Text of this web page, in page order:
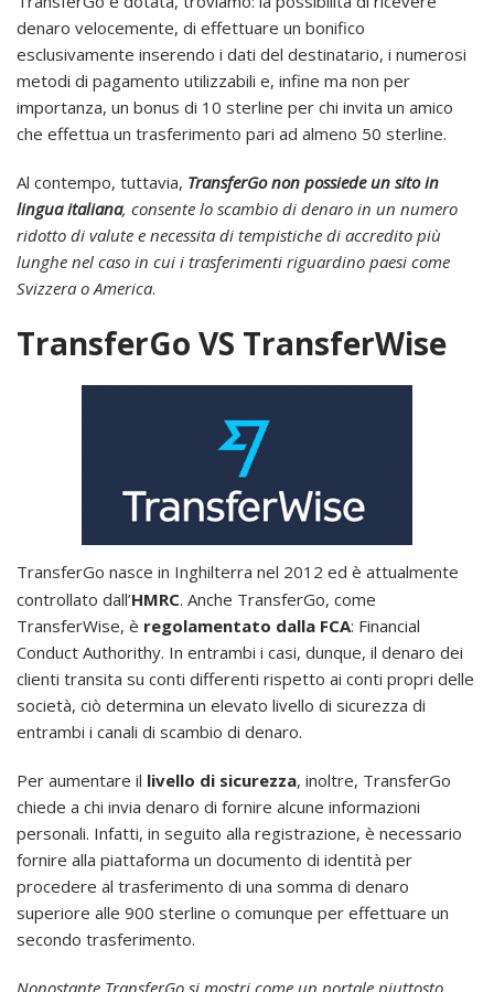
denaro velocemente, di effettuare un bonifico
esclusivamente inserendo i dati del destinatario, i numerosi
metodi di pagamento utilizzabili e, infine ma non per
importanza, un bonus di 10 sterline per chi invita un amico
che effettua un trasferimento pari ad almeno 50 sterline.
Al contempo, tuttavia, TransferGo non possiede un sito in
lingua italiana, consente lo scambio di denaro in un numero
ridotto di valute e necessita di tempistiche di accredito più
lunghe nel caso in cui i trasferimenti riguardino paesi come
Svizzera o America.
TransferGo VS TransferWise
TransferGo nasce in Inghilterra nel 2012 ed è attualmente
controllato dall’HMRC. Anche TransferGo, come
TransferWise, è regolamentato dalla FCA: Financial
Conduct Authorithy. In entrambi i casi, dunque, il denaro dei
clienti transita su conti differenti rispetto ai conti propri delle
società, ciò determina un elevato livello di sicurezza di
entrambi i canali di scambio di denaro.
Per aumentare il livello di sicurezza, inoltre, TransferGo
chiede a chi invia denaro di fornire alcune informazioni
personali. Infatti, in seguito alla registrazione, è necessario
fornire alla piattaforma un documento di identità per
procedere al trasferimento di una somma di denaro
superiore alle 900 sterline o comunque per effettuare un
secondo trasferimento.
Nonostante TransferGo si mostri come un portale piuttosto